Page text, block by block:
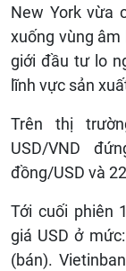
New York vừa
xuống vùng
giới đầu tư lo
lĩnh vực sản
Trên thị
USD/VND
đồng/USD và
Tới cuối phiên
giá USD ở
(bán).